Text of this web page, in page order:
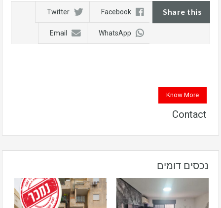
Share this
Facebook
Twitter
WhatsApp
Email
Know More
Contact
נכסים דומים